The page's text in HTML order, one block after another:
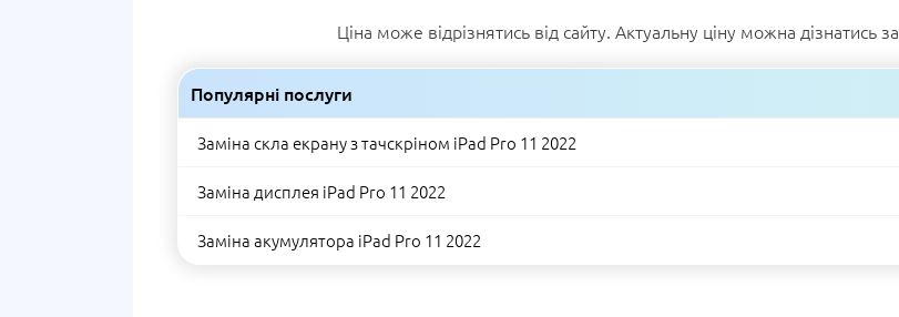
Ціна може відрізнятись від сайту. Актуальну ціну можна дізнатись за
Популярні послуги
Заміна скла екрану з тачскріном iPad Pro 11 2022
Заміна дисплея iPad Pro 11 2022
Заміна акумулятора iPad Pro 11 2022